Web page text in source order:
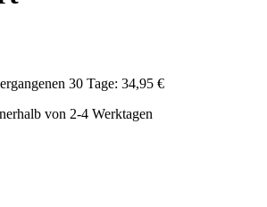
30 Tage: 34,95 €
von 2-4 Werktagen